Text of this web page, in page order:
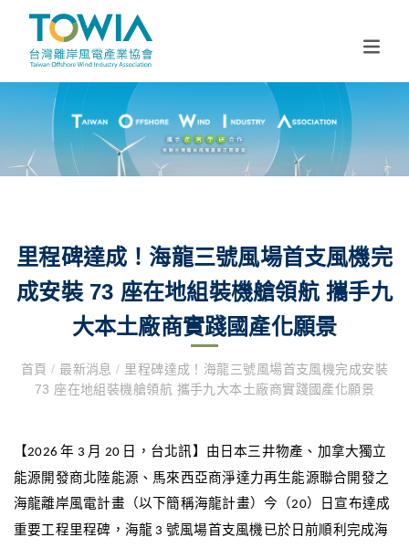
里程碑達成！海龍三號風場首支風機完
成安裝 73 座在地組裝機艙領航 攜手九
大本土廠商實踐國產化願景
首頁/ 最新消息/ 里程碑達成！海龍三號風場首支風機完成安裝
73 座在地組裝機艙領航 攜手九大本土廠商實踐國產化願景
【2026年 3 月 20 日，台北訊】由日本三井物產、加拿大獨立
能源開發商北陸能源、馬來西亞商淨達力再生能源聯合開發之
海龍離岸風電計畫（以下簡稱海龍計畫）今（20）日宣布達成
重要工程里程碑，海龍 3 號風場首支風機已於日前順利完成海